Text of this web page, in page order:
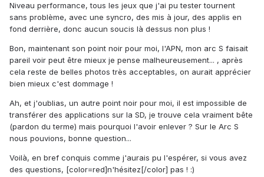
Niveau performance, tous les jeux que j'ai pu tester tournent
sans problème, avec une syncro, des mis à jour, des applis en
fond derrière, donc aucun soucis là dessus non plus !
Bon, maintenant son point noir pour moi, l'APN, mon arc S faisait
pareil voir peut être mieux je pense malheureusement... , après
cela reste de belles photos très acceptables, on aurait apprécier
bien mieux c'est dommage !
Ah, et j'oublias, un autre point noir pour moi, il est impossible de
transférer des applications sur la SD, je trouve cela vraiment bête
(pardon du terme) mais pourquoi l'avoir enlever ? Sur le Arc S
nous pouvions, bonne question...
Voilà, en bref conquis comme j'aurais pu l'espérer, si vous avez
des questions, [color=red]n'hésitez[/color] pas ! :)